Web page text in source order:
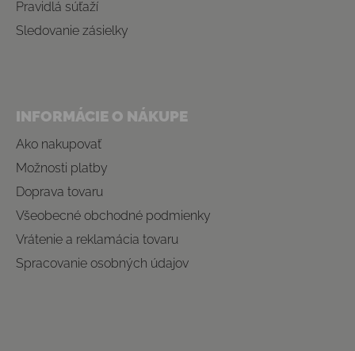
Pravidlá súťaží
Sledovanie zásielky
INFORMÁCIE O NÁKUPE
Ako nakupovať
Možnosti platby
Doprava tovaru
Všeobecné obchodné podmienky
Vrátenie a reklamácia tovaru
Spracovanie osobných údajov